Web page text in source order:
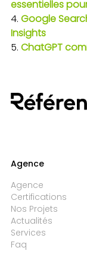
essentielles
Google
Insights
ChatGPT
Agence
Agence
Certifications
Nos Projets
Actualités
Services
Faq